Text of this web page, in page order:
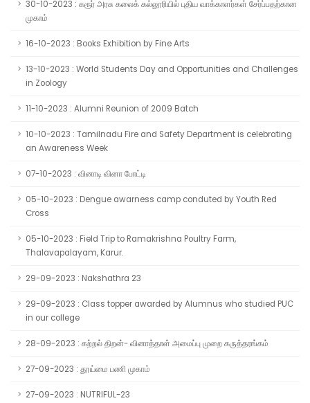
30-10-2023 : கரூர் அரசு கலைக் கல்லூரியில் புதிய வாக்காளர்கள் சேர்ப்பதற்கான
முகாம்
16-10-2023 : Books Exhibition by Fine Arts
13-10-2023 : World Students Day and Opportunities and Challenges
in Zoology
11-10-2023 : Alumni Reunion of 2009 Batch
10-10-2023 : Tamilnadu Fire and Safety Department is celebrating
an Awareness Week
07-10-2023 : வினாடி வினா போட்டி
05-10-2023 : Dengue awarness camp conduted by Youth Red
Cross
05-10-2023 : Field Trip to Ramakrishna Poultry Farm,
Thalavapalayam, Karur.
29-09-2023 : Nakshathra 23
29-09-2023 : Class topper awarded by Alumnus who studied PUC
in our college
28-09-2023 : கற்றல் திறன்- வினாத்தாள் அமைப்பு முறை கருத்தரங்கம்
27-09-2023 : தூய்மை பணி முகாம்
27-09-2023 : NUTRIFUL-23